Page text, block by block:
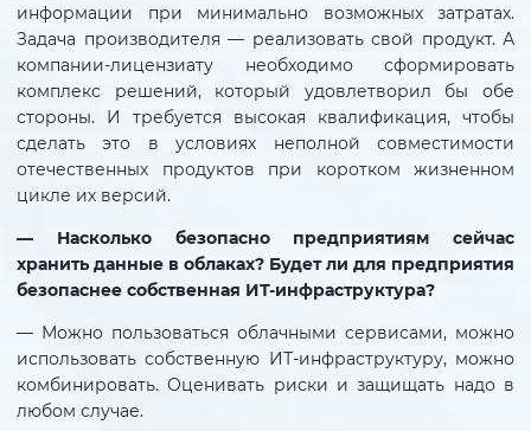
информации при минимально возможных затратах.
Задача производителя — реализовать свой продукт. А
компании-лицензиату необходимо сформировать
комплекс решений, который удовлетворил бы обе
стороны. И требуется высокая квалификация, чтобы
сделать это в условиях неполной совместимости
отечественных продуктов при коротком жизненном
цикле их версий.
— Насколько безопасно предприятиям сейчас
хранить данные в облаках? Будет ли для предприятия
безопаснее собственная ИТ-инфраструктура?
— Можно пользоваться облачными сервисами, можно
использовать собственную ИТ-инфраструктуру, можно
комбинировать. Оценивать риски и защищать надо в
любом случае.